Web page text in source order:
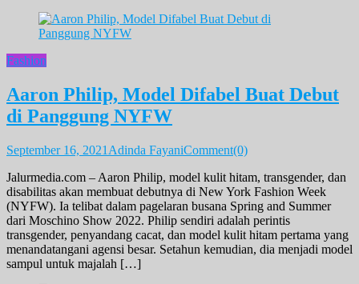
Fashion
Aaron Philip, Model Difabel Buat Debut
di Panggung NYFW
September 16, 2021 Adinda FayaniComment(0)
Jalurmedia.com – Aaron Philip, model kulit hitam, transgender, dan
disabilitas akan membuat debutnya di New York Fashion Week
(NYFW). Ia telibat dalam pagelaran busana Spring and Summer
dari Moschino Show 2022. Philip sendiri adalah perintis
transgender, penyandang cacat, dan model kulit hitam pertama yang
menandatangani agensi besar. Setahun kemudian, dia menjadi model
sampul untuk majalah […]